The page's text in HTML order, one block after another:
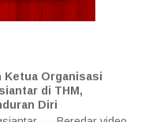
Ketua Organisasi
di THM,
Diri